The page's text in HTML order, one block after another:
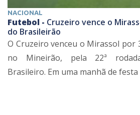
NACIONAL
Futebol - Cruzeiro vence o
do Brasileirão
O Cruzeiro venceu o Mirassol por
no Mineirão, pela 22ª
Brasileiro. Em uma manhã de festa